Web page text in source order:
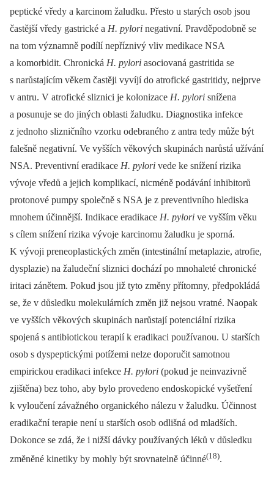
peptické vředy a karcinom žaludku. Přesto u starých osob jsou
častější vředy gastrické a H. pylori negativní. Pravděpodobně se
na tom významně podílí nepříznivý vliv medikace NSA
a komorbidit. Chronická H. pylori asociovaná gastritida se
s narůstajícím věkem častěji vyvíjí do atrofické gastritidy, nejprve
v antru. V atrofické sliznici je kolonizace H. pylori snížena
a posunuje se do jiných oblasti žaludku. Diagnostika infekce
z jednoho slizničního vzorku odebraného z antra tedy může být
falešně negativní. Ve vyšších věkových skupinách narůstá užívání
NSA. Preventivní eradikace H. pylori vede ke snížení rizika
vývoje vředů a jejich komplikací, nicméně podávání inhibitorů
protonové pumpy společně s NSA je z preventivního hlediska
mnohem účinnější. Indikace eradikace H. pylori ve vyšším věku
s cílem snížení rizika vývoje karcinomu žaludku je sporná.
K vývoji preneoplastických změn (intestinální metaplazie, atrofie,
dysplazie) na žaludeční sliznici dochází po mnohaleté chronické
iritaci zánětem. Pokud jsou již tyto změny přítomny, předpokládá
se, že v důsledku molekulárních změn již nejsou vratné. Naopak
ve vyšších věkových skupinách narůstají potenciální rizika
spojená s antibiotickou terapií k eradikaci používanou. U starších
osob s dyspeptickými potížemi nelze doporučit samotnou
empirickou eradikaci infekce H. pylori (pokud je neinvazivně
zjištěna) bez toho, aby bylo provedeno endoskopické vyšetření
k vyloučení závažného organického nálezu v žaludku. Účinnost
eradikační terapie není u starších osob odlišná od mladších.
Dokonce se zdá, že i nižší dávky používaných léků v důsledku
změněné kinetiky by mohly být srovnatelně účinné(18).